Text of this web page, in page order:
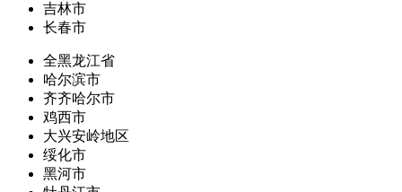
吉林市
长春市
全黑龙江省
哈尔滨市
齐齐哈尔市
鸡西市
大兴安岭地区
绥化市
黑河市